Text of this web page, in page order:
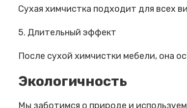
Сухая химчистка подходит для всех
5. Длительный эффект
После сухой химчистки мебели, она
Экологичность
Мы заботимся о природе и